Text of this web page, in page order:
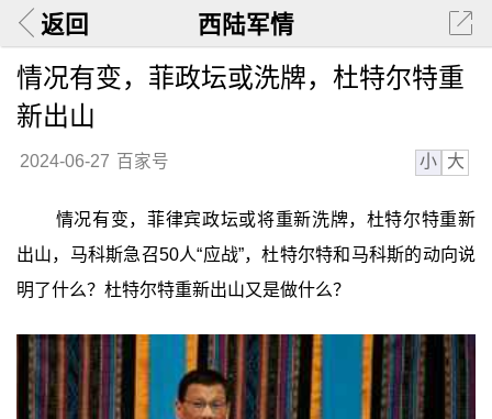
返回 西陆军情
情况有变，菲政坛或洗牌，杜特尔特重
新出山
2024-06-27 百家号 小 大
情况有变，菲律宾政坛或将重新洗牌，杜特尔特重新
出山，马科斯急召50人“应战”，杜特尔特和马科斯的动向说
明了什么？杜特尔特重新出山又是做什么？